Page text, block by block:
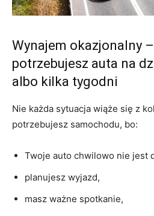
Wynajem okazjonalny
potrzebujesz auta na
albo kilka tygodni
Nie każda sytuacja wiąże się z
potrzebujesz samochodu, bo:
Twoje auto chwilowo nie jest
planujesz wyjazd,
masz ważne spotkanie,